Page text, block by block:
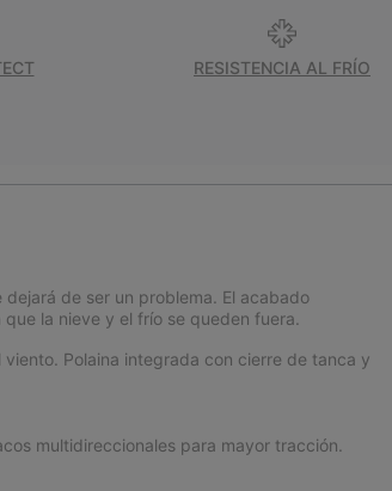
RESISTENCIA AL FRÍO
de ser un problema. El acabado
la nieve y el frío se queden fuera.
Polaina integrada con cierre de tanca y
multidireccionales para mayor tracción.